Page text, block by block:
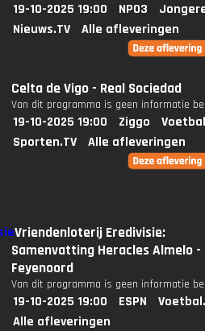
19-10-2025 19:00 NPO3
Nieuws.TV
Alle afleveringen
Celta de Vigo - Real Sociedad
Van dit programma is geen informatie
19-10-2025 19:00 Ziggo
Sporten.TV
Alle afleveringen
Vriendenloterij Eredivisie:
Samenvatting Heracles Almelo -
Feyenoord
Van dit programma is geen informatie
19-10-2025 19:00 ESPN
Alle afleveringen